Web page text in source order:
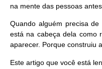
na mente das pessoas
Quando alguém precisa
está na cabeça dela como
aparecer. Porque construiu
Este artigo que você está